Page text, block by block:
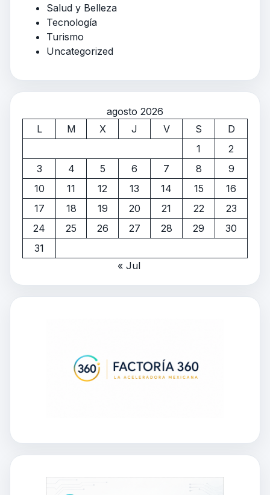
Salud y Belleza
Tecnología
Turismo
Uncategorized
agosto 2026
L
M X J V S
D
1
2
3
4 5 6 7 8
9
10
11 12 13 14 15
16
17
18 19 20 21 22
23
24
25 26 27 28 29
30
31
« Jul